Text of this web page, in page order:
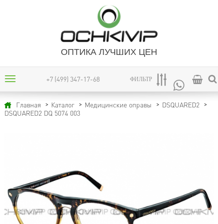
ОПТИКА ЛУЧШИХ ЦЕН
+7 (499) 347-17-68 ФИЛЬТР
Главная Каталог Медицинские оправы
DSQUARED2
DSQUARED2 DQ 5074 003